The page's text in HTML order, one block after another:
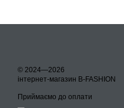
© 2024—2026
інтернет-магазин B-FASHION
Приймаємо до оплати